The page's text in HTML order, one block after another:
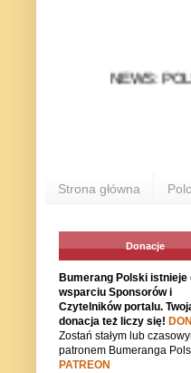
NEWS:
Strona główna
Donacje
Bumerang Polski istnieje
wsparciu Sponsorów i
Czytelników portalu.
donacja też liczy się!
Zostań stałym lub
patronem Bumeranga
PATREON